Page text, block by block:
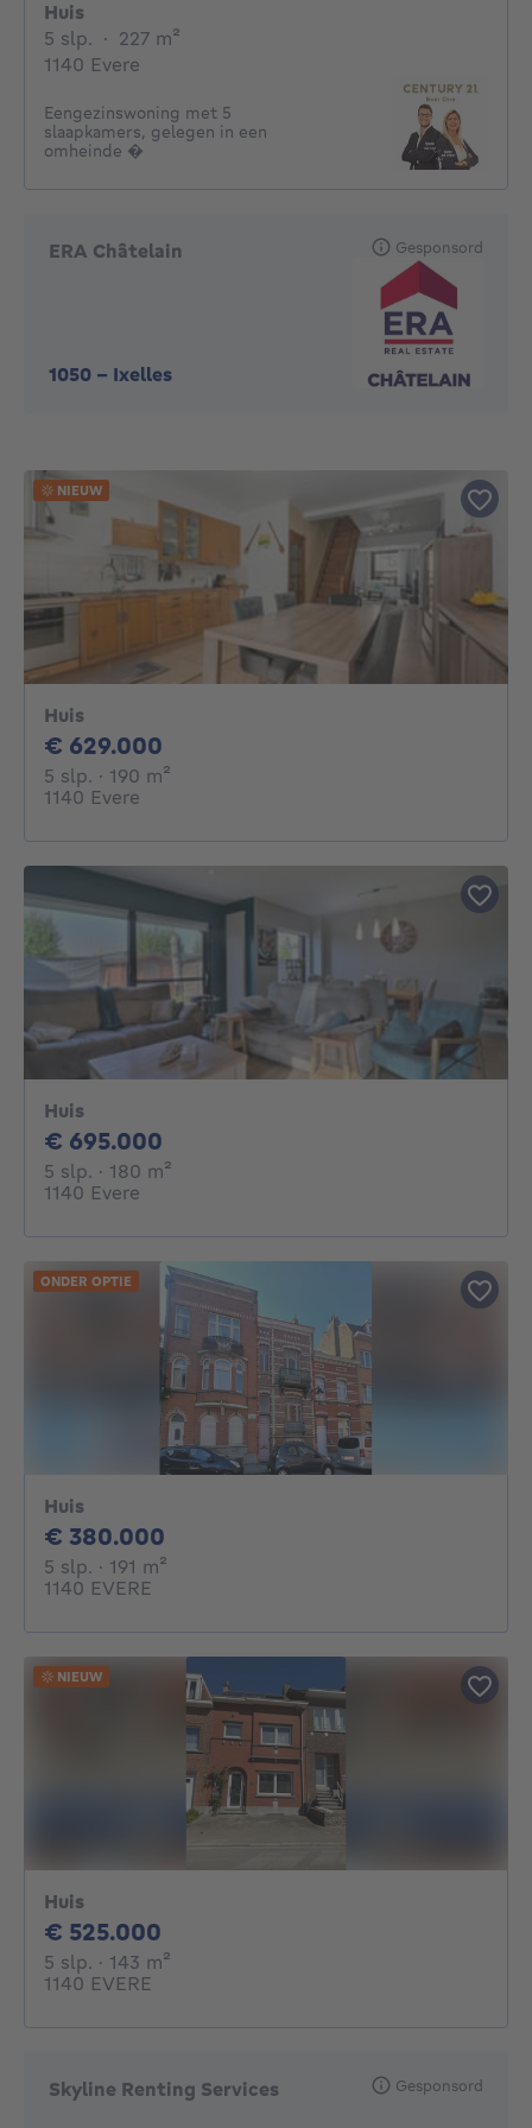
Huis
5 slp. 5 slaapkamers
· 227 m²
1140 Evere
Eengezinswoning met 5
slaapkamers, gelegen in een
omheinde �
ERA Châtelain
1050 - Ixelles
Gesponsord
Huis
€ 629.000
5 slp. 5 slaapkamers
· 190 m²
1140 Evere
NIEUW
Huis
€ 695.000
5 slp. 5 slaapkamers
· 180 m²
1140 Evere
Huis
€ 380.000
5 slp. 5 slaapkamers
· 191 m²
1140 EVERE
ONDER OPTIE
Huis
€ 525.000
5 slp. 5 slaapkamers
· 143 m²
1140 EVERE
NIEUW
Skyline Renting Services Gesponsord